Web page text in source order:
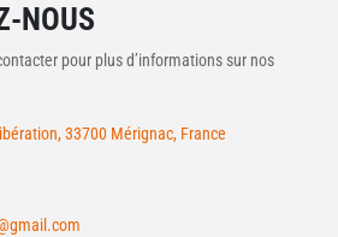
NOUS
pour plus d’informations sur nos
33700 Mérignac, France